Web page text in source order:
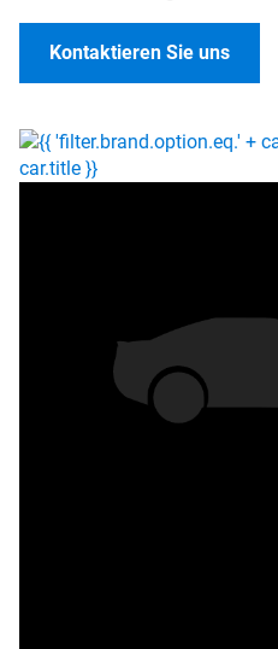
Kontaktieren Sie uns